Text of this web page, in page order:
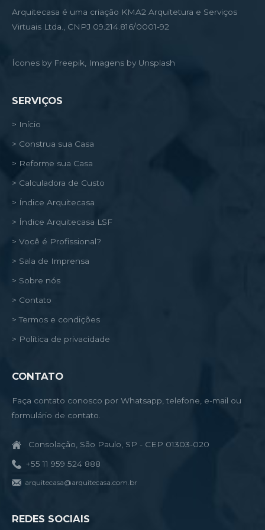
Arquitecasa é uma criação KMA2 Arquitetura e Serviços
Virtuais Ltda., CNPJ 09.214.816/0001-92
Ícones by Freepik, Imagens by Unsplash
SERVIÇOS
> Início
> Construa sua Casa
> Reforme sua Casa
> Calculadora de Custo
> Índice Arquitecasa
> Índice Arquitecasa LSF
> Você é Profissional?
> Sala de Imprensa
> Sobre nós
> Contato
> Termos e condições
> Política de privacidade
CONTATO
Faça contato conosco por Whatsapp, telefone, e-mail ou
formulário de contato.
Consolação, São Paulo, SP - CEP 01303-020
+55 11 959 524 888
arquitecasa@arquitecasa.com.br
REDES SOCIAIS